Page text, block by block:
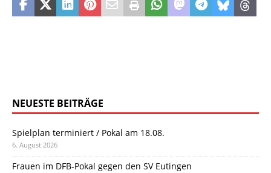
NEUESTE BEITRÄGE
Spielplan terminiert / Pokal am 18.08.
6. August 2026
Frauen im DFB-Pokal gegen den SV Eutingen